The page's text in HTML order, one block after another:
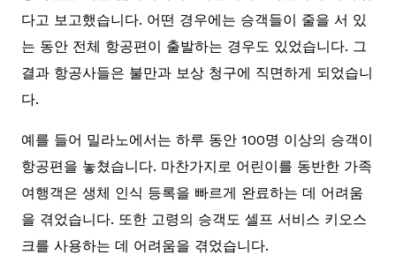
다고 보고했습니다. 어떤 경우에는 승객들이 줄을 서 있
는 동안 전체 항공편이 출발하는 경우도 있었습니다. 그
결과 항공사들은 불만과 보상 청구에 직면하게 되었습니
다.
예를 들어 밀라노에서는 하루 동안 100명 이상의 승객이
항공편을 놓쳤습니다. 마찬가지로 어린이를 동반한 가족
여행객은 생체 인식 등록을 빠르게 완료하는 데 어려움
을 겪었습니다. 또한 고령의 승객도 셀프 서비스 키오스
크를 사용하는 데 어려움을 겪었습니다.